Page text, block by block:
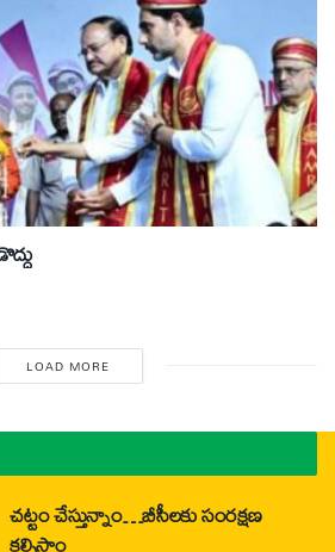
LOAD MORE
చట్టం చేస్తున్నాం…బీసీలకు సంరక్షణ